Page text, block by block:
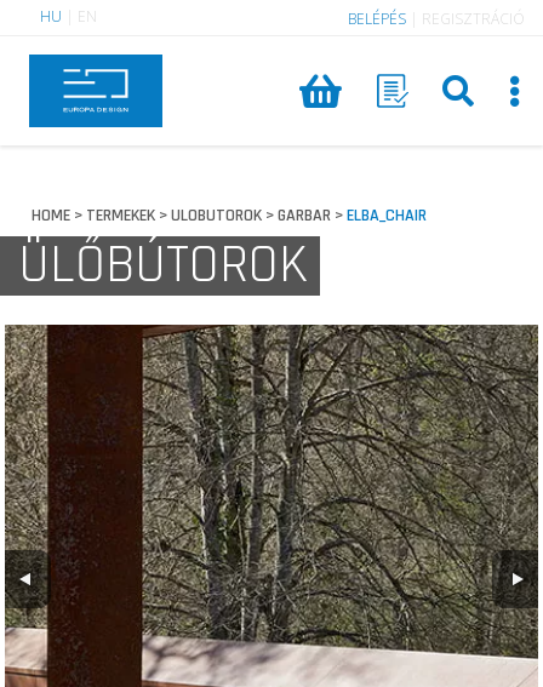
HU EN BELÉPÉS REGISZTRÁCIÓ
HOME > TERMEKEK >ULOBUTOROK >GARBAR >ELBA_CHAIR
ÜLŐBÚTOROK